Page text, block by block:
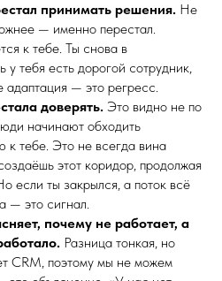
принимать решения. Не
— именно перестал.
к тебе. Ты снова в
у тебя есть дорогой сотрудник,
адаптация — это регресс.
доверять. Это видно не по
начинают обходить
к тебе. Это не всегда вина
этот коридор, продолжая
если ты закрылся, а поток всё
— это сигнал.
почему не работает, а
Разница тонкая, но
CRM, поэтому мы не можем